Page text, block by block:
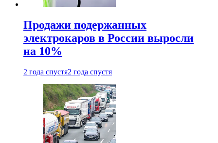
Продажи подержанных
электрокаров в России выросли
на 10%
2 года спустя2 года спустя